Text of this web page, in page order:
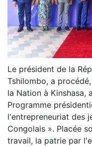
Le président de la
Tshilombo, a
la Nation à Kinshasa,
Programme
l'entrepreneuriat des
Congolais ». Placée
travail, la patrie par